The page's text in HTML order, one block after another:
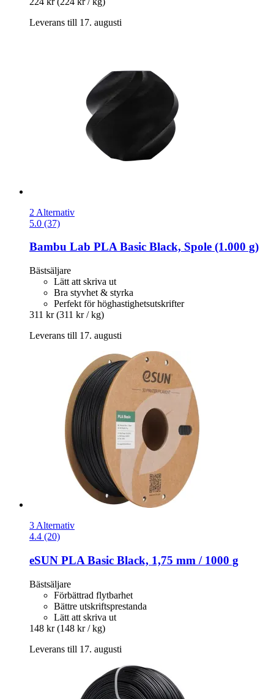
Leverans till 17. augusti
2 Alternativ
5.0 (37)
Bambu Lab PLA Basic Black, Spole (1.000 g)
Bästsäljare
Lätt att skriva ut
Bra styvhet & styrka
Perfekt för höghastighetsutskrifter
311 kr (311 kr / kg)
Leverans till 17. augusti
3 Alternativ
4.4 (20)
eSUN PLA Basic Black, 1,75 mm / 1000 g
Bästsäljare
Förbättrad flytbarhet
Bättre utskriftsprestanda
Lätt att skriva ut
148 kr (148 kr / kg)
Leverans till 17. augusti